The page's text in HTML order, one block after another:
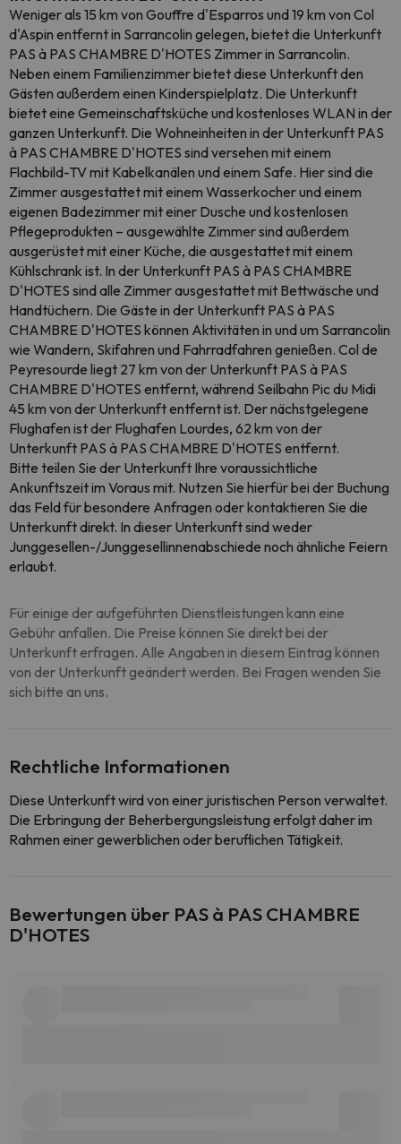
Weniger als 15 km von Gouffre d'Esparros und 19 km von Col
d'Aspin entfernt in Sarrancolin gelegen, bietet die Unterkunft
PAS à PAS CHAMBRE D'HOTES Zimmer in Sarrancolin.
Neben einem Familienzimmer bietet diese Unterkunft den
Gästen außerdem einen Kinderspielplatz. Die Unterkunft
bietet eine Gemeinschaftsküche und kostenloses WLAN in der
ganzen Unterkunft. Die Wohneinheiten in der Unterkunft PAS
à PAS CHAMBRE D'HOTES sind versehen mit einem
Flachbild-TV mit Kabelkanälen und einem Safe. Hier sind die
Zimmer ausgestattet mit einem Wasserkocher und einem
eigenen Badezimmer mit einer Dusche und kostenlosen
Pflegeprodukten – ausgewählte Zimmer sind außerdem
ausgerüstet mit einer Küche, die ausgestattet mit einem
Kühlschrank ist. In der Unterkunft PAS à PAS CHAMBRE
D'HOTES sind alle Zimmer ausgestattet mit Bettwäsche und
Handtüchern. Die Gäste in der Unterkunft PAS à PAS
CHAMBRE D'HOTES können Aktivitäten in und um Sarrancolin
wie Wandern, Skifahren und Fahrradfahren genießen. Col de
Peyresourde liegt 27 km von der Unterkunft PAS à PAS
CHAMBRE D'HOTES entfernt, während Seilbahn Pic du Midi
45 km von der Unterkunft entfernt ist. Der nächstgelegene
Flughafen ist der Flughafen Lourdes, 62 km von der
Unterkunft PAS à PAS CHAMBRE D'HOTES entfernt.
Bitte teilen Sie der Unterkunft Ihre voraussichtliche
Ankunftszeit im Voraus mit. Nutzen Sie hierfür bei der Buchung
das Feld für besondere Anfragen oder kontaktieren Sie die
Unterkunft direkt. In dieser Unterkunft sind weder
Junggesellen-/Junggesellinnenabschiede noch ähnliche Feiern
erlaubt.
Für einige der aufgeführten Dienstleistungen kann eine
Gebühr anfallen. Die Preise können Sie direkt bei der
Unterkunft erfragen. Alle Angaben in diesem Eintrag können
von der Unterkunft geändert werden. Bei Fragen wenden Sie
sich bitte an uns.
Rechtliche Informationen
Diese Unterkunft wird von einer juristischen Person verwaltet.
Die Erbringung der Beherbergungsleistung erfolgt daher im
Rahmen einer gewerblichen oder beruflichen Tätigkeit.
Bewertungen über PAS à PAS CHAMBRE
D'HOTES